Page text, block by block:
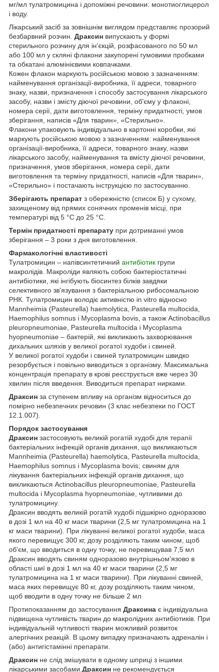
мг/мл тулатромицина і допоміжні речовини: монотиоглицерол
і воду.
Лікарський засіб за зовнішнім виглядом представляє прозорий
безбарвний розчин. Драксин випускають у формі
стерильного розчину для ін'єкцій, розфасованого по 50 мл
або 100 мл у скляні флакони закупорені гумовими пробками
та обкатані алюмінієвими ковпачками.
Кожен флакон маркують російською мовою з зазначенням:
найменування організації-виробника, її адреси, товарного
знаку, назви, призначення і способу застосування лікарського
засобу, назви і змісту діючої речовини, об'єму у флаконі,
номера серії, дати виготовлення, терміну придатності, умов
зберігання, написів «Для тварин», «Стерильно».
Флакони упаковують індивідуально в картонні коробки, які
маркують російською мовою з зазначенням: найменування
організації-виробника, її адреси, товарного знаку, назви
лікарського засобу, найменування та вмісту діючої речовини,
призначення, умов зберігання, номера серії, дати
виготовлення та терміну придатності, написів «Для тварин»,
«Стерильно» і постачають інструкцією по застосуванню.
Зберігають препарат з обережністю (список Б) у сухому,
захищеному від прямих сонячних променів місці, при
температурі від 5 °С до 25 °С.
Термін придатності препарату при дотриманні умов
зберігання – 3 роки з дня виготовлення.
Фармакологічні властивості
Тулатромицин – напівсинтетичний антибіотик групи
макролідів. Макроліди являють собою бактеріостатичні
антибіотики, які інгібують біосинтез білків завдяки
селективного зв'язування з бактеріальною рибосомальною
РНК. Тулатромицин володіє активністю in vitro відносно
Mannheimia (Pasteurella) haemolytica, Pasteurella multocida,
Haemophilus somnus і Mycoplasma bovis, а також Actinobacillus
pleuropneumoniae, Pasteurella multocida і Mycoplasma
hyopneumoniae – бактерій, які викликають захворювання
дихальних шляхів у великої рогатої худоби і свиней.
У великої рогатої худоби і свиней тулатромицин швидко
резорбується і повільно виводиться з організму. Максимальна
концентрація препарату в крові реєструється вже через 30
хвилин після введення. Виводиться препарат нирками.
Драксин за ступенем впливу на організм відноситься до
помірно небезпечних речовин (3 клас небезпеки по ГОСТ
12.1.007).
Порядок застосування
Драксин застосовують великій рогатій худобі для терапії
бактеріальних інфекцій органів дихання, що викликаються
Mannheimia (Pasteurella) haemolytica, Pasteurella multocida,
Haemophilus somnus і Mycoplasma bovis; свиням для
лікування бактеріальних інфекцій органів дихання, що
викликаються Actinobacillus pleuropneumoniae, Pasteurella
multocida і Mycoplasma hyopneumoniae, чутливими до
тулатромицину.
Драксин вводять великій рогатій худобі підшкірно одноразово
в дозі 1 мл на 40 кг маси тварини (2,5 мг тулатромицина на 1
кг маси тварини). При лікуванні великої рогатої худоби, маса
якого перевищує 300 кг, дозу розділяють таким чином, щоб
об'єм, що вводиться в одну точку, не перевищував 7,5 мл
Драксин вводять свиням одноразово внутрішньом'язово в
області шиї в дозі 1 мл на 40 кг маси тварини (2,5 мг
тулатромицина на 1 кг маси тварини). При лікуванні свиней,
маса яких перевищує 80 кг, дозу розділяють таким чином,
щоб вводити в одну точку не більше 2 мл
Протипоказанням до застосування Драксина є індивідуальна
підвищена чутливість тварин до макролідних антибіотиків. При
індивідуальній чутливості тварин можливий розвиток
алергічних реакцій. В цьому випадку призначають адреналін і
(або) антигістамінні препарати.
Драксин не слід змішувати в одному шприці з іншими
лікарськими засобами.Драксин не рекомендується